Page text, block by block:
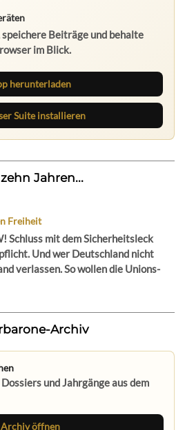
Beiträge und behalte
im Blick.
herunterladen
Suite installieren
Jahren...
Freiheit
Schluss mit dem Sicherheitsleck
Und wer Deutschland nicht
verlassen. So wollen die Unions-
Archiv
und Jahrgänge aus dem
Archiv öffnen